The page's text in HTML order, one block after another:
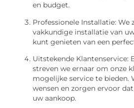
en budget.
Professionele Installatie: We
vakkundige installatie van
kunt genieten van een
Uitstekende Klantenservice:
streven we ernaar om onze
mogelijke service te bieden.
wensen en zorgen ervoor
uw aankoop.